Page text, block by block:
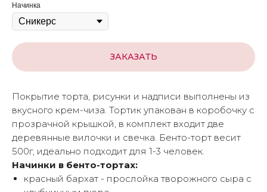
Начинка
ЗАКАЗАТЬ
Покрытие торта, рисунки и надписи выполнены из
вкусного крем-чиза. Тортик упакован в коробочку с
прозрачной крышкой, в комплект входит две
деревянные вилочки и свечка. Бенто-торт весит
500г, идеально подходит для 1-3 человек.
Начинки в бенто-тортах:
красный бархат - прослойка творожного сыра с